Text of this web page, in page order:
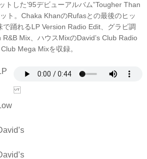
トした’95デビューアルバム”Tougher Than
ト。Chaka KhanのRufasとの最後のヒッ
で踊れるLP Version Radio Edit、グラビ調
Mix、ハウスMixのDavid’s Club Radio
Mega Mixを収録。